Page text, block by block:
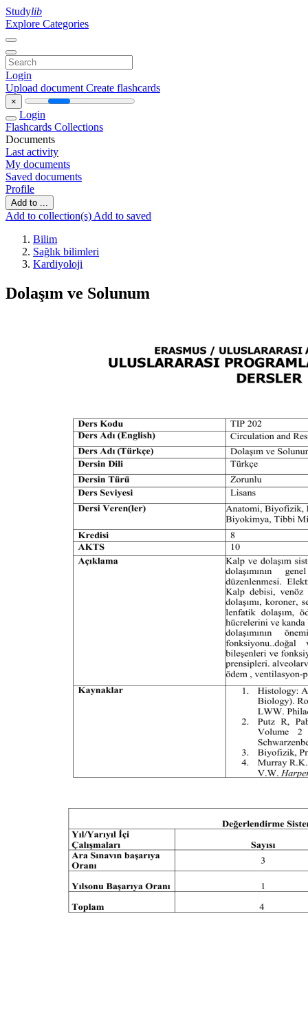
Studylib
Explore Categories
Login
Upload document Create flashcards
×
Login
Flashcards Collections
Documents
Last activity
My documents
Saved documents
Profile
Add to ...
Add to collection(s) Add to saved
Bilim
Sağlık bilimleri
Kardiyoloji
Dolaşım ve Solunum